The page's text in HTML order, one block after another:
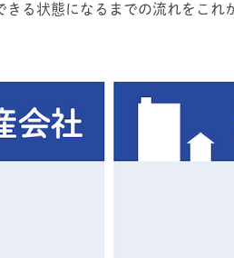
る状態になるまでの流れをこれ